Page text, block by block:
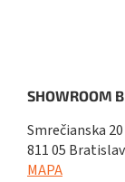
SHOWROOM
Smrečianska 20
811 05
MAPA